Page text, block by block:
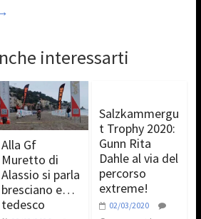
interessarti
Alla Gf
Muretto di
Alassio si parla
bresciano e…
tedesco
Salzkammergu
t Trophy 2020:
Gunn Rita
Dahle al via del
percorso
extreme!
02/03/2020